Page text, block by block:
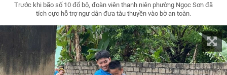
Trước khi bão số 10 đổ bộ, đoàn viên thanh niên phường Ngọc Sơn đã
tích cực hỗ trợ ngư dân đưa tàu thuyền vào bờ an toàn.